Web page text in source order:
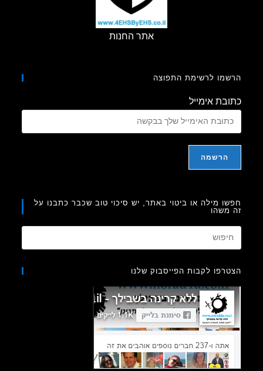
אתר החנות
לרשימת התפוצה
אימייל
מילה או ביטוי באתר, יש סיכוי טוב שכבר כתבנו על
Escape
לקבות הפייסבוק שלנו